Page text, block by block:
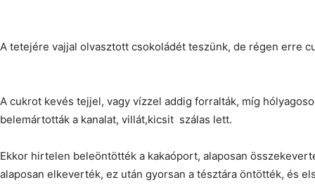
A tetejére vajjal olvasztott csokoládét teszünk, de régen erre
A cukrot kevés tejjel, vagy vízzel addig forralták, míg
belemártották a kanalat, villát,kicsit szálas lett.
Ekkor hirtelen beleöntötték a kakaóport, alaposan
alaposan elkeverték, ez után gyorsan a tésztára öntötték, és